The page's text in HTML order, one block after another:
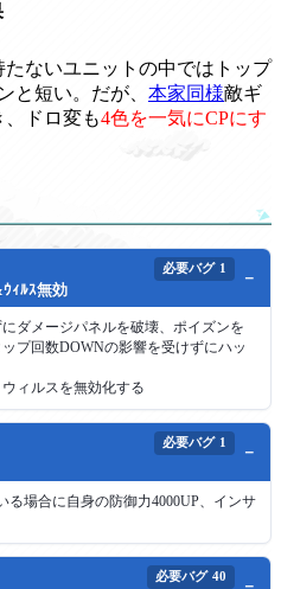
ないユニットの中ではトップ
と短い。だが、 本家同様敵ギ
、ドロ変も4色を一気にCPにす
必要バグ 1
ｨﾙｽ無効
ダメージパネルを破壊、ポイズンを
プ回数DOWNの影響を受けずにハッ
ィルスを無効化する
必要バグ 1
る場合に自身の防御力4000UP、インサ
必要バグ 40